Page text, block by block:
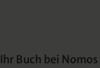
Ihr Buch bei Nomos